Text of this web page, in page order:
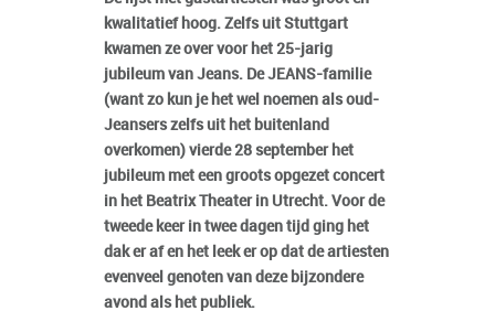
kwalitatief hoog. Zelfs uit Stuttgart
kwamen ze over voor het 25-jarig
jubileum van Jeans. De JEANS-familie
(want zo kun je het wel noemen als oud-
Jeansers zelfs uit het buitenland
overkomen) vierde 28 september het
jubileum met een groots opgezet concert
in het Beatrix Theater in Utrecht. Voor de
tweede keer in twee dagen tijd ging het
dak er af en het leek er op dat de artiesten
evenveel genoten van deze bijzondere
avond als het publiek.